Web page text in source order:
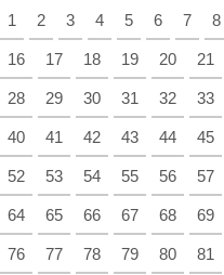
1 2 3 4 5 6 7 8
16 17 18 19 20 21
28 29 30 31 32 33
40 41 42 43 44 45
52 53 54 55 56 57
64 65 66 67 68 69
76 77 78 79 80 81